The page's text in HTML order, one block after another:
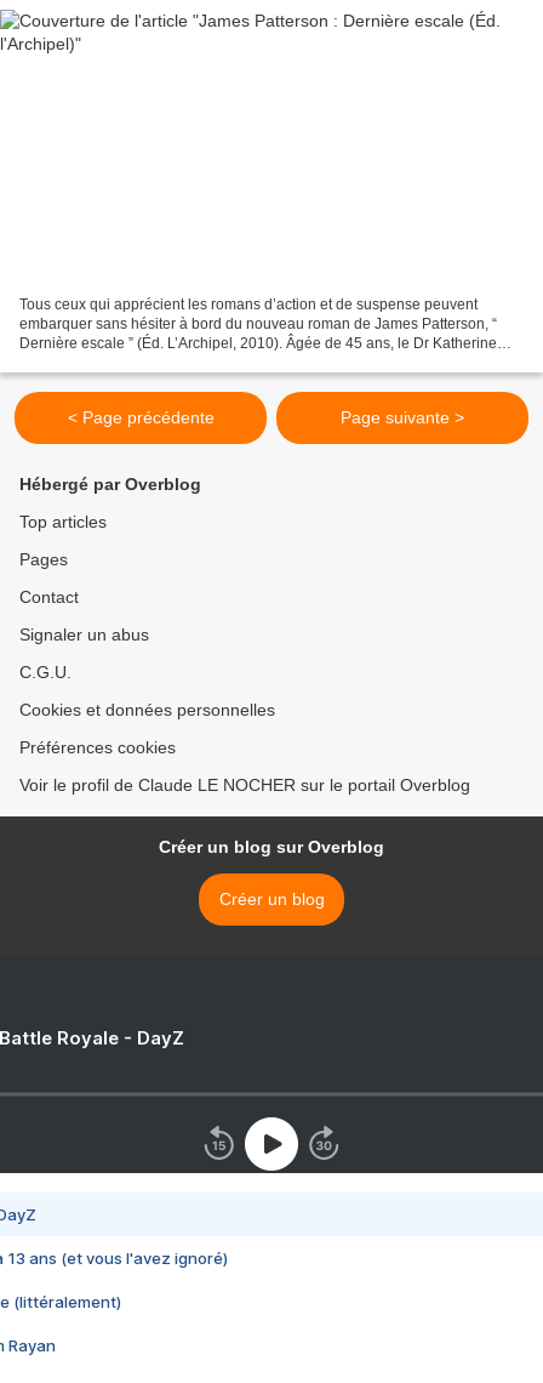
Tous ceux qui apprécient les romans d’action et de suspense peuvent
embarquer sans hésiter à bord du nouveau roman de James Patterson, “
Dernière escale ” (Éd. L’Archipel, 2010). Âgée de 45 ans, le Dr Katherine
< Page précédente Page suivante >
Hébergé par Overblog
Top articles
Pages
Contact
Signaler un abus
C.G.U.
Cookies et données personnelles
Préférences cookies
Voir le profil de Claude LE NOCHER sur le portail Overblog
Créer un blog sur Overblog
Créer un blog
Royale - DayZ
13 ans (et vous l'avez ignoré)
(littéralement)
Rayan